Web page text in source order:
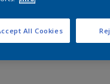
All Cookies